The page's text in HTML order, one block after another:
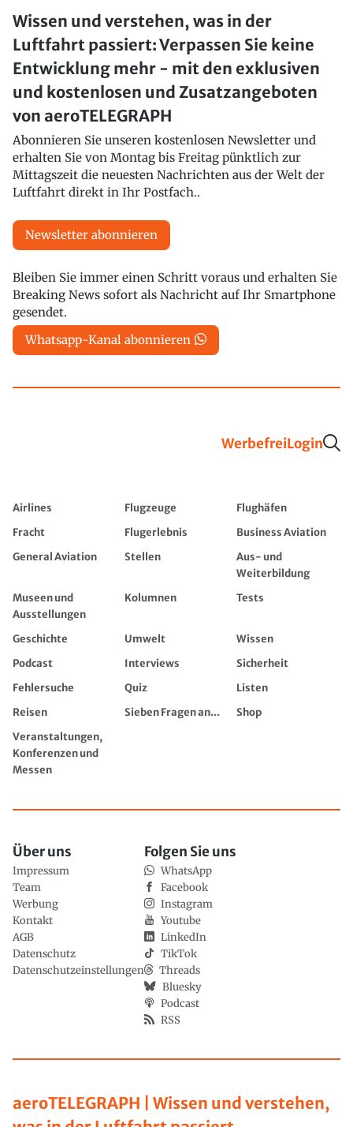
Wissen und verstehen, was in der
Luftfahrt passiert: Verpassen Sie keine
Entwicklung mehr - mit den exklusiven
und kostenlosen und Zusatzangeboten
von aeroTELEGRAPH
Abonnieren Sie unseren kostenlosen Newsletter und
erhalten Sie von Montag bis Freitag pünktlich zur
Mittagszeit die neuesten Nachrichten aus der Welt der
Luftfahrt direkt in Ihr Postfach..
Newsletter abonnieren
Bleiben Sie immer einen Schritt voraus und erhalten Sie
Breaking News sofort als Nachricht auf Ihr Smartphone
gesendet.
Whatsapp-Kanal abonnieren
WerbefreiLogin
Airlines Flugzeuge
Flughäfen
Fracht
Flugerlebnis
Business Aviation
General Aviation
Stellen
Aus- und
Weiterbildung
Museen und
Ausstellungen
Kolumnen Tests
Geschichte Umwelt
Wissen
Podcast
Interviews
Sicherheit
Fehlersuche
Quiz
Listen
Reisen
Sieben Fragen an...
Shop
Veranstaltungen,
Konferenzen und
Messen
aeroTELEGRAPH | Wissen und verstehen,
Über uns
Impressum
Team
Werbung
Kontakt
AGB
Datenschutz
Datenschutzeinstellungen
Folgen Sie uns
WhatsApp
Facebook
Instagram
Youtube
LinkedIn
TikTok
Threads
Bluesky
Podcast
RSS